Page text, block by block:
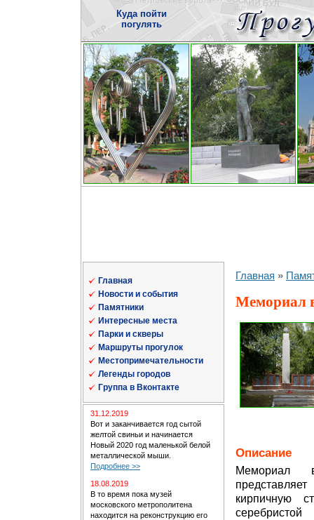
Куда пойти
погулять
Главная
Новости и события
Памятники
Интересные места
Парки и скверы
Маршруты прогулок
Местопримечательности
Легенды городов
Группа в Вконтакте
31.12.2019
Вот и заканчивается год сытой
желтой свиньи и начинается
Новый 2020 год маленькой белой
металлической мыши.
Подробнее >>
18.08.2019
В то время пока музей
московского метрополитена
находится на реконструкцию его
Главная »
Мемориал
Описание
Мемориал
кирпичную